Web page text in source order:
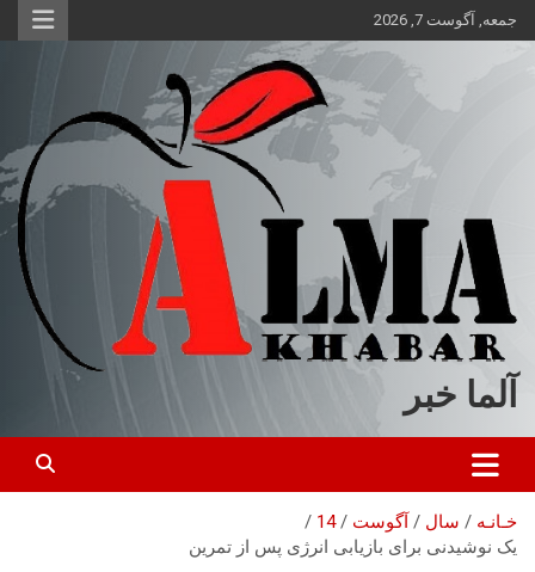
محتوا
جمعه, آگوست 7, 2026
آلما خبر
خـانـه سال آگوست
14
یک نوشیدنی برای بازیابی انرژی پس از تمرین